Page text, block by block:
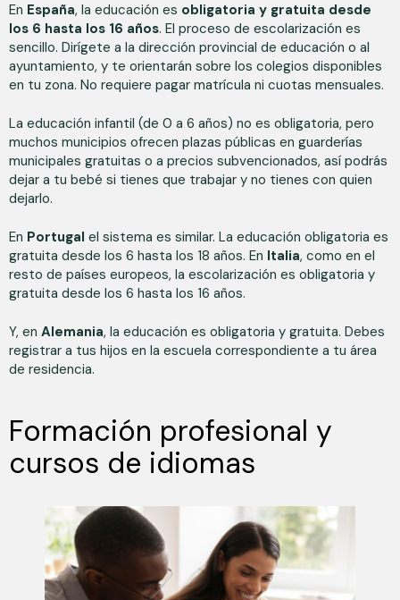
En España, la educación es obligatoria y gratuita desde
los 6 hasta los 16 años. El proceso de escolarización es
sencillo. Dirígete a la dirección provincial de educación o al
ayuntamiento, y te orientarán sobre los colegios disponibles
en tu zona. No requiere pagar matrícula ni cuotas mensuales.
La educación infantil (de 0 a 6 años) no es obligatoria, pero
muchos municipios ofrecen plazas públicas en guarderías
municipales gratuitas o a precios subvencionados, así podrás
dejar a tu bebé si tienes que trabajar y no tienes con quien
dejarlo.
En Portugal el sistema es similar. La educación obligatoria es
gratuita desde los 6 hasta los 18 años. En Italia, como en el
resto de países europeos, la escolarización es obligatoria y
gratuita desde los 6 hasta los 16 años.
Y, en Alemania, la educación es obligatoria y gratuita. Debes
registrar a tus hijos en la escuela correspondiente a tu área
de residencia.
Formación profesional y
cursos de idiomas